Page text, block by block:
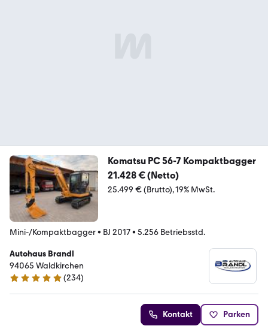
Komatsu PC 56-7 Kompaktbagger
21.428 € (Netto)
25.499 € (Brutto) 19% MwSt.
Mini-/Kompaktbagger• BJ 2017• 5.256 Betriebsstd.
Autohaus Brandl
94065 Waldkirchen
4.9 Sterne
(234)
Kontakt Parken